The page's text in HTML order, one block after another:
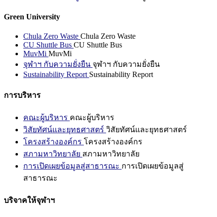
Green University
Chula Zero Waste Chula Zero Waste
CU Shuttle Bus CU Shuttle Bus
MuvMi MuvMi
จุฬาฯ กับความยั่งยืน จุฬาฯ กับความยั่งยืน
Sustainability Report Sustainability Report
การบริหาร
คณะผู้บริหาร คณะผู้บริหาร
วิสัยทัศน์และยุทธศาสตร์ วิสัยทัศน์และยุทธศาสตร์
โครงสร้างองค์กร โครงสร้างองค์กร
สภามหาวิทยาลัย สภามหาวิทยาลัย
การเปิดเผยข้อมูลสู่สาธารณะ การเปิดเผยข้อมูลสู่
สาธารณะ
บริจาคให้จุฬาฯ